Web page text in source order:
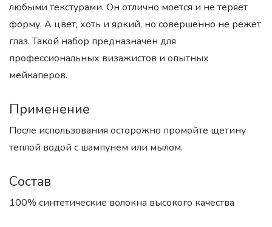
любыми текстурами. Он отлично моется и не теряет
форму. А цвет, хоть и яркий, но совершенно не режет
глаз. Такой набор предназначен для
профессиональных визажистов и опытных
мейкаперов.
Применение
После использования осторожно промойте щетину
теплой водой с шампунем или мылом.
Состав
100% синтетические волокна высокого качества